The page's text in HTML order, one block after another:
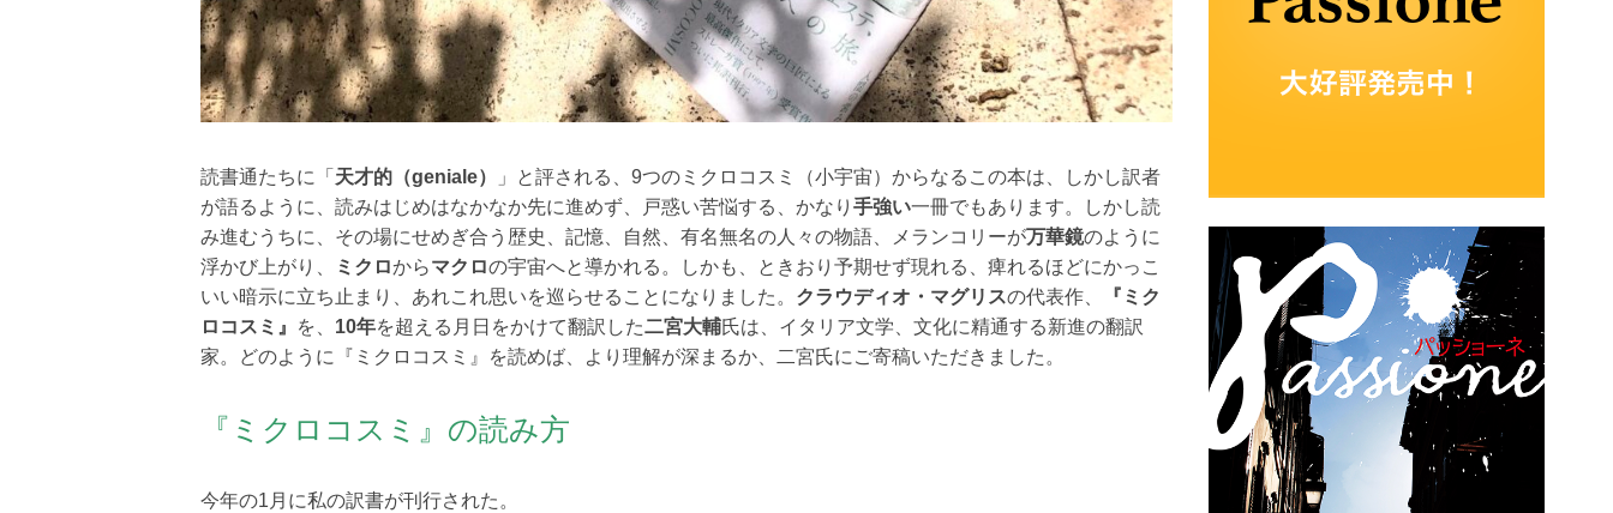
読書通たちに「 天才的（geniale）
」と評される、9つのミクロコスミ（小宇宙）からなるこの本は、しかし訳者
が語るように、読みはじめはなかなか先に進めず、戸惑い苦悩する、かなり 手強い一冊でもあります。しかし読
み進むうちに、その場にせめぎ合う歴史、記憶、自然、有名無名の人々の物語、メランコリーが万華鏡のように
浮かび上がり、
ミクロからマクロの宇宙へと導かれる。しかも、ときおり予期せず現れる、痺れるほどにかっこ
いい暗示に立ち止まり、あれこれ思いを巡らせることになりました。 クラウディオ・マグリスの代表作、
『ミク
ロコスミ』
を、 10年を超える月日をかけて翻訳した二宮大輔氏は、イタリア文学、文化に精通する新進の翻訳
家。どのように『ミクロコスミ』を読めば、より理解が深まるか、二宮氏にご寄稿いただきました。
『ミクロコスミ』の読み方
今年の1月に私の訳書が刊行された。